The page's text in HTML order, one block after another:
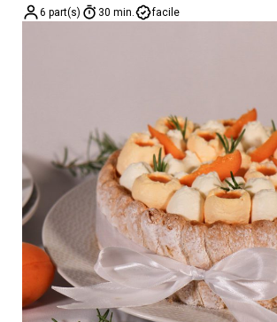
6 part(s) 30 min. facile